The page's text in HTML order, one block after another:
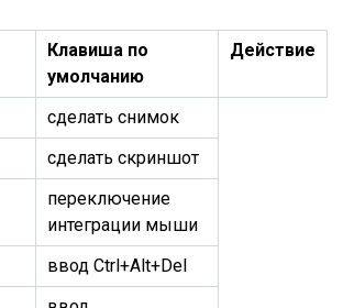
Клавиша по
умолчанию
Действие
сделать снимок
сделать скриншот
переключение
интеграции мыши
ввод Ctrl+Alt+Del